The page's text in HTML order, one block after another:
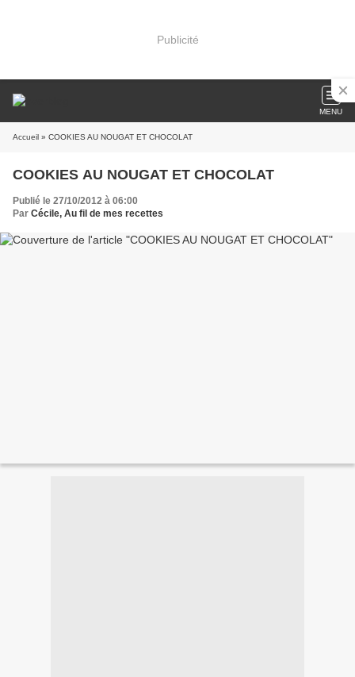
Publicité
MENU
Accueil » COOKIES AU NOUGAT ET CHOCOLAT
COOKIES AU NOUGAT ET CHOCOLAT
Publié le 27/10/2012 à 06:00
Par Cécile, Au fil de mes recettes